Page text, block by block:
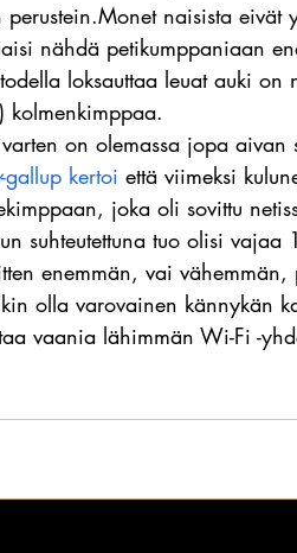
naisista eivät
nähdä petikumppaniaan
loksauttaa leuat auki on
kolmenkimppaa.
on olemassa jopa aivan
-gallup kertoi että viimeksi
joka oli sovittu
suhteutettuna tuo olisi
enemmän, vai
olla varovainen kännykän
vaania lähimmän Wi-Fi -